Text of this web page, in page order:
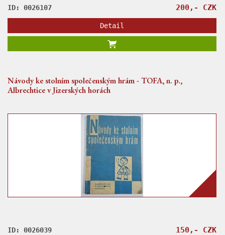
ID: 0026107 200,- CZK
Detail
Návody ke stolním společenským hrám - TOFA, n. p.,
Albrechtice v Jizerských horách
ID: 0026039 150,- CZK